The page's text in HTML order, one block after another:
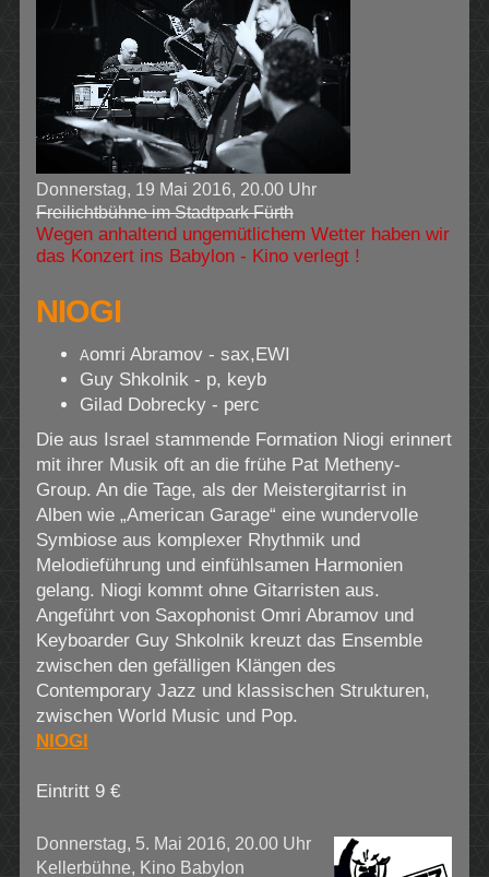
Donnerstag, 19 Mai 2016, 20.00 Uhr
Freilichtbühne im Stadtpark Fürth
Wegen anhaltend ungemütlichem Wetter haben wir
das Konzert ins Babylon - Kino verlegt !
NIOGI
Aomri Abramov - sax,EWI
Guy Shkolnik - p, keyb
Gilad Dobrecky - perc
Die aus Israel stammende Formation Niogi erinnert
mit ihrer Musik oft an die frühe Pat Metheny-
Group. An die Tage, als der Meistergitarrist in
Alben wie „American Garage“ eine wundervolle
Symbiose aus komplexer Rhythmik und
Melodieführung und einfühlsamen Harmonien
gelang. Niogi kommt ohne Gitarristen aus.
Angeführt von Saxophonist Omri Abramov und
Keyboarder Guy Shkolnik kreuzt das Ensemble
zwischen den gefälligen Klängen des
Contemporary Jazz und klassischen Strukturen,
zwischen World Music und Pop.
NIOGI
Eintritt 9 €
Donnerstag, 5. Mai 2016, 20.00 Uhr
Kellerbühne, Kino Babylon